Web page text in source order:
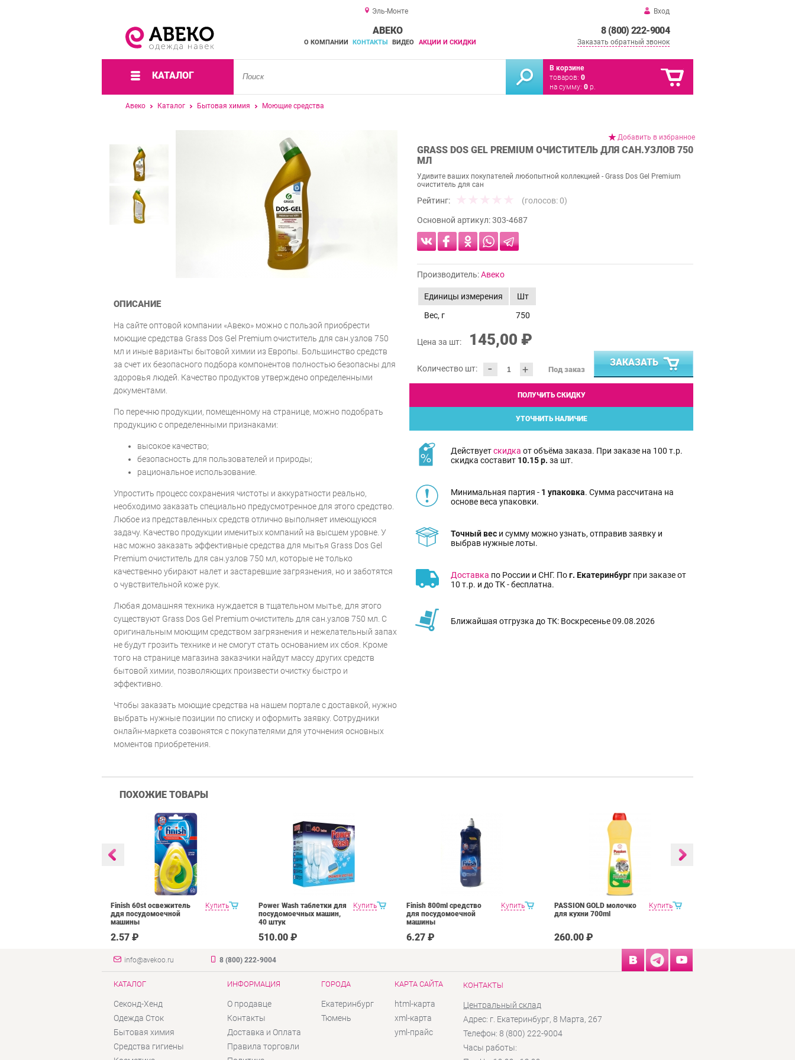
Эль-Монте Вход
8 (800) 222-9004
Заказать обратный звонок
АВЕКО
О КОМПАНИИ КОНТАКТЫ ВИДЕО АКЦИИ И СКИДКИ
КАТАЛОГ
В корзине
товаров: 0
на сумму: 0 р.
Авеко Каталог Бытовая химия Моющие средства
Добавить в избранное
GRASS DOS GEL PREMIUM ОЧИСТИТЕЛЬ ДЛЯ САН.УЗЛОВ 750
МЛ
Удивите ваших покупателей любопытной коллекцией - Grass Dos Gel Premium
очиститель для сан
Рейтинг: (голосов: 0)
Основной артикул:303-4687
Производитель:Авеко
Единицы измерения
Шт
Вес, г
750
Цена за шт: 145,00 ₽
Количество шт: - + Под заказ
ЗАКАЗАТЬ
ПОЛУЧИТЬ СКИДКУ
УТОЧНИТЬ НАЛИЧИЕ
Действуетскидка от объёма заказа. При заказе на 100 т.р.
скидка составит 10.15 р. за шт.
Минимальная партия - 1 упаковка. Сумма рассчитана на
основе веса упаковки.
Точный вес и сумму можно узнать, отправив заявку и
выбрав нужные лоты.
Доставка по России и СНГ. Пог. Екатеринбург при заказе от
10 т.р. и до ТК - бесплатна.
Ближайшая отгрузка до ТК: Воскресенье 09.08.2026
ОПИСАНИЕ
На сайте оптовой компании «Авеко» можно с пользой приобрести
моющие средства Grass Dos Gel Premium очиститель для сан.узлов 750
мл и иные варианты бытовой химии из Европы. Большинство средств
за счет их безопасного подбора компонентов полностью безопасны для
здоровья людей. Качество продуктов утверждено определенными
документами.
По перечню продукции, помещенному на странице, можно подобрать
продукцию с определенными признаками:
высокое качество;
безопасность для пользователей и природы;
рациональное использование.
Упростить процесс сохранения чистоты и аккуратности реально,
необходимо заказать специально предусмотренное для этого средство.
Любое из представленных средств отлично выполняет имеющуюся
задачу. Качество продукции именитых компаний на высшем уровне. У
нас можно заказать эффективные средства для мытья Grass Dos Gel
Premium очиститель для сан.узлов 750 мл, которые не только
качественно убирают налет и застаревшие загрязнения, но и заботятся
о чувствительной коже рук.
Любая домашняя техника нуждается в тщательном мытье, для этого
существуют Grass Dos Gel Premium очиститель для сан.узлов 750 мл. С
оригинальным моющим средством загрязнения и нежелательный запах
не будут грозить технике и не смогут стать основанием их сбоя. Кроме
того на странице магазина заказчики найдут массу других средств
бытовой химии, позволяющих произвести очистку быстро и
эффективно.
Чтобы заказать моющие средства на нашем портале с доставкой, нужно
выбрать нужные позиции по списку и оформить заявку. Сотрудники
онлайн-маркета созвонятся с покупателями для уточнения основных
моментов приобретения.
ПОХОЖИЕ ТОВАРЫ
Купить
Finish 60st освежитель
ддя посудомоечной
машины
2.57 ₽
Купить
Power Wash таблетки для
посудомоечных машин,
40 штук
510.00 ₽
Купить
Finish 800ml средство
для посудомоечной
машины
6.27 ₽
Купить
PASSION GOLD молочко
для кухни 700ml
260.00 ₽
info@avekoo.ru 8 (800) 222-9004
КАТАЛОГ
Секонд-Хенд
Одежда Сток
Бытовая химия
Средства гигиены
ИНФОРМАЦИЯ
О продавце
Контакты
Доставка и Оплата
Правила торговли
ГОРОДА
Екатеринбург
Тюмень
КАРТА САЙТА
html-карта
xml-карта
yml-прайс
КОНТАКТЫ
Центральный склад
Адрес: г. Екатеринбург, 8 Марта, 267
Телефон: 8 (800) 222-9004
Часы работы: